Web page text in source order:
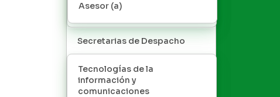
Asesor (a)
Secretarias de Despacho
Tecnologías de la
información y
comunicaciones